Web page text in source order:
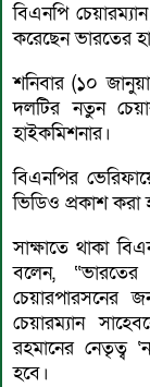
বিএনপি
করেছেন ভারতের
শনিবার (১০
দলটির নতুন
হাইকমিশনার।
বিএনপির
ভিডিও প্রকাশ করা
সাক্ষাতে থাকা
বলেন, “ভারতের
চেয়ারপারসনের
চেয়ারম্যান
রহমানের নেতৃত্ব
হবে।